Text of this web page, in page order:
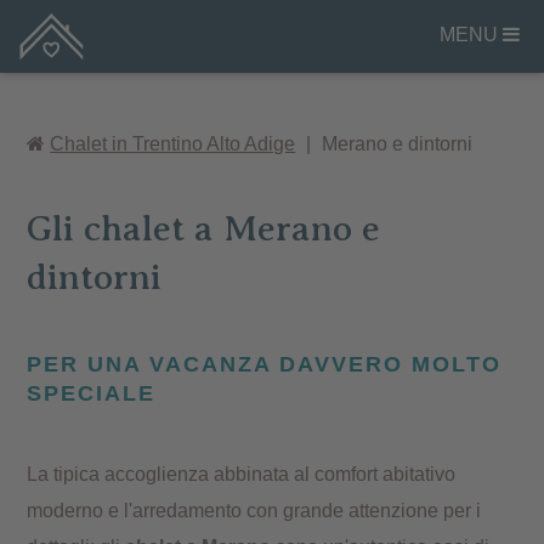
MENU
Chalet in Trentino Alto Adige Merano e dintorni
Gli chalet a Merano e
dintorni
PER UNA VACANZA DAVVERO MOLTO
SPECIALE
La tipica accoglienza abbinata al comfort abitativo
moderno e l'arredamento con grande attenzione per i